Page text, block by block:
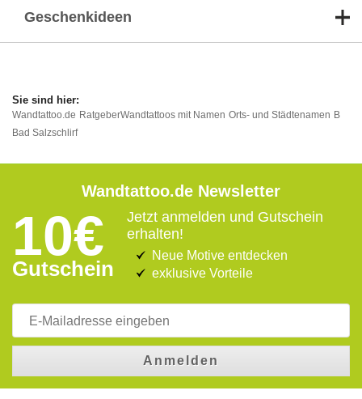
Geschenkideen
Wandtattoo.de RatgeberWandtattoos mit Namen Orts- und Städtenamen B
Bad Salzschlirf
Wandtattoo.de Newsletter
10€
Gutschein
Jetzt anmelden und Gutschein
erhalten!
Neue Motive entdecken
exklusive Vorteile
Anmelden